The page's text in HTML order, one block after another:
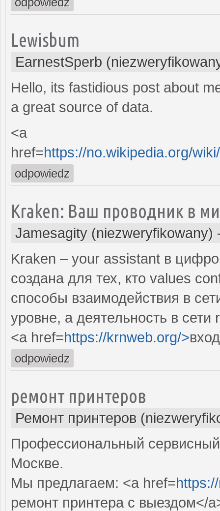
Lewisbum
EarnestSperb
Hello, its fastidious post about
a great source of data.
<a
href=https://no.wikipedia.org/
odpowiedz
Kraken: Ваш проводник в
Jamesagity (niezweryfikowany)
Kraken – your assistant в
создана для тех, кто values
способы взаимодействия в
уровне, а деятельность в
<a href=https://krnweb.org/>
odpowiedz
ремонт принтеров
Ремонт принтеров
Профессиональный
Москве.
Мы предлагаем: <a href=
ремонт принтера с выездом</